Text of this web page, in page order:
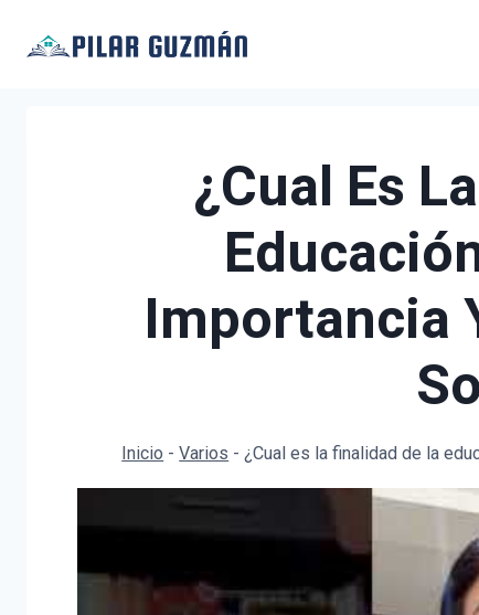
¿Cual Es
Importancia
Inicio -Varios - ¿Cual es la finalidad de la